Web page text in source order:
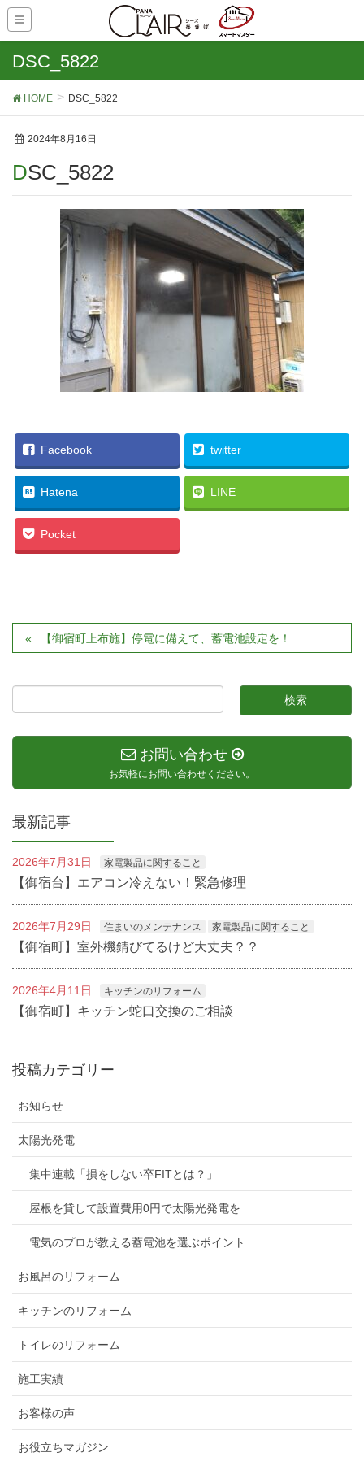
DSC_5822
HOME DSC_5822
2024年8月16日
DSC_5822
Facebook twitter
Hatena LINE
Pocket
【御宿町上布施】停電に備えて、蓄電池設定を！
お問い合わせ
お気軽にお問い合わせください。
最新記事
2026年7月31日 家電製品に関すること
【御宿台】エアコン冷えない！緊急修理
2026年7月29日 住まいのメンテナンス 家電製品に関すること
【御宿町】室外機錆びてるけど大丈夫？？
2026年4月11日 キッチンのリフォーム
【御宿町】キッチン蛇口交換のご相談
投稿カテゴリー
お知らせ
太陽光発電
集中連載「損をしない卒FITとは？」
屋根を貸して設置費用0円で太陽光発電を
電気のプロが教える蓄電池を選ぶポイント
お風呂のリフォーム
キッチンのリフォーム
トイレのリフォーム
施工実績
お客様の声
お役立ちマガジン